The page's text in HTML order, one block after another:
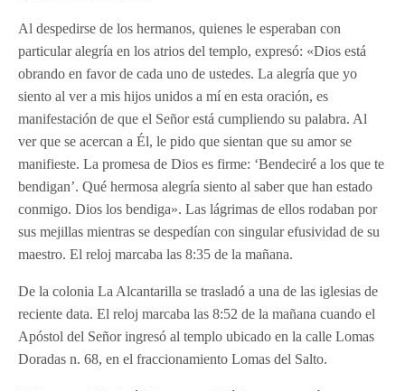
Al despedirse de los hermanos, quienes le esperaban con
particular alegría en los atrios del templo, expresó: «Dios está
obrando en favor de cada uno de ustedes. La alegría que yo
siento al ver a mis hijos unidos a mí en esta oración, es
manifestación de que el Señor está cumpliendo su palabra. Al
ver que se acercan a Él, le pido que sientan que su amor se
manifieste. La promesa de Dios es firme: ‘Bendeciré a los que te
bendigan’. Qué hermosa alegría siento al saber que han estado
conmigo. Dios los bendiga». Las lágrimas de ellos rodaban por
sus mejillas mientras se despedían con singular efusividad de su
maestro. El reloj marcaba las 8:35 de la mañana.
De la colonia La Alcantarilla se trasladó a una de las iglesias de
reciente data. El reloj marcaba las 8:52 de la mañana cuando el
Apóstol del Señor ingresó al templo ubicado en la calle Lomas
Doradas n. 68, en el fraccionamiento Lomas del Salto.